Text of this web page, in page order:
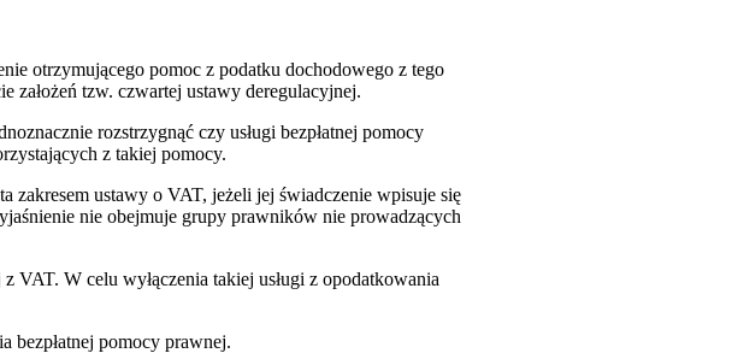
otrzymującego pomoc z podatku dochodowego z tego
założeń tzw. czwartej ustawy deregulacyjnej.
rozstrzygnąć czy usługi bezpłatnej pomocy
z takiej pomocy.
zakresem ustawy o VAT, jeżeli jej świadczenie wpisuje się
nie obejmuje grupy prawników nie prowadzących
VAT. W celu wyłączenia takiej usługi z opodatkowania
bezpłatnej pomocy prawnej.